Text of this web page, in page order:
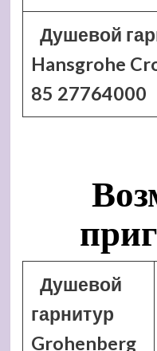
Душевой
Hansgrohe
85 27764000
Душевой
гарнитур
Grohenberg